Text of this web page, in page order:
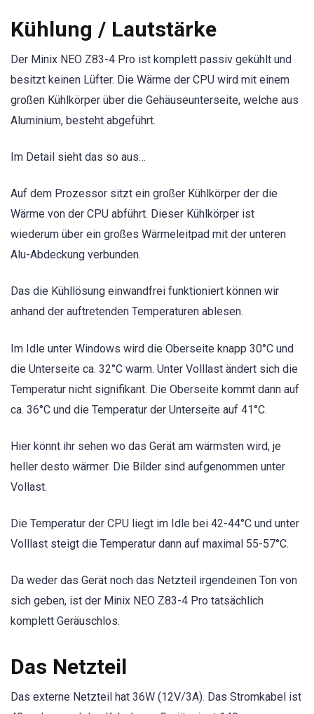
Kühlung / Lautstärke
Der Minix NEO Z83-4 Pro ist komplett passiv gekühlt und
besitzt keinen Lüfter. Die Wärme der CPU wird mit einem
großen Kühlkörper über die Gehäuseunterseite, welche aus
Aluminium, besteht abgeführt.
Im Detail sieht das so aus…
Auf dem Prozessor sitzt ein großer Kühlkörper der die
Wärme von der CPU abführt. Dieser Kühlkörper ist
wiederum über ein großes Wärmeleitpad mit der unteren
Alu-Abdeckung verbunden.
Das die Kühllösung einwandfrei funktioniert können wir
anhand der auftretenden Temperaturen ablesen.
Im Idle unter Windows wird die Oberseite knapp 30°C und
die Unterseite ca. 32°C warm. Unter Volllast ändert sich die
Temperatur nicht signifikant. Die Oberseite kommt dann auf
ca. 36°C und die Temperatur der Unterseite auf 41°C.
Hier könnt ihr sehen wo das Gerät am wärmsten wird, je
heller desto wärmer. Die Bilder sind aufgenommen unter
Vollast.
Die Temperatur der CPU liegt im Idle bei 42-44°C und unter
Volllast steigt die Temperatur dann auf maximal 55-57°C.
Da weder das Gerät noch das Netzteil irgendeinen Ton von
sich geben, ist der Minix NEO Z83-4 Pro tatsächlich
komplett Geräuschlos.
Das Netzteil
Das externe Netzteil hat 36W (12V/3A). Das Stromkabel ist